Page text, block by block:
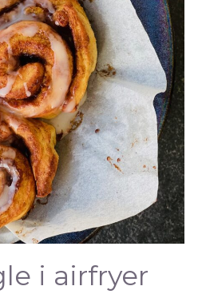
i airfryer